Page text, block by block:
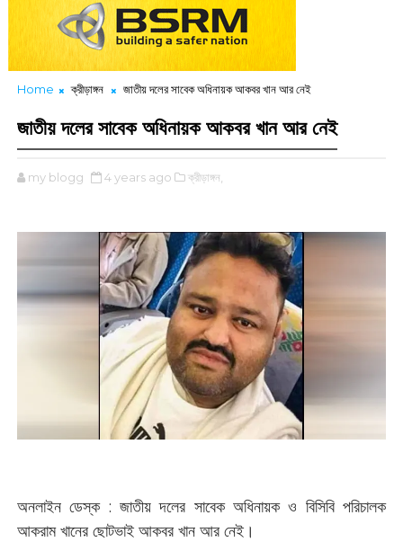
Home ক্রীড়াঙ্গন জাতীয় দলের সাবেক অধিনায়ক আকবর খান আর নেই
জাতীয় দলের সাবেক অধিনায়ক আকবর খান আর নেই
my blogg 4 years ago ক্রীড়াঙ্গন,
অনলাইন ডেস্ক : জাতীয় দলের সাবেক অধিনায়ক ও বিসিবি পরিচালক
আকরাম খানের ছোটভাই আকবর খান আর নেই।